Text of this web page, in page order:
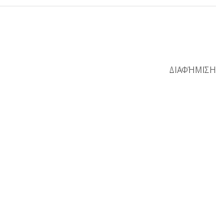
ΔΙΑΦΉΜΙΣΗ